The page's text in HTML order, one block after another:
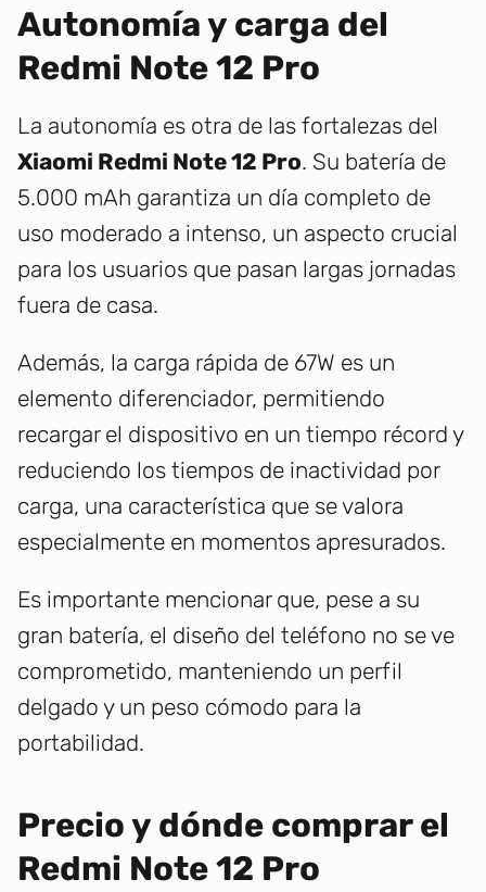
Autonomía y carga del
Redmi Note 12 Pro
La autonomía es otra de las fortalezas del
Xiaomi Redmi Note 12 Pro. Su batería de
5.000 mAh garantiza un día completo de
uso moderado a intenso, un aspecto crucial
para los usuarios que pasan largas jornadas
fuera de casa.
Además, la carga rápida de 67W es un
elemento diferenciador, permitiendo
recargar el dispositivo en un tiempo récord y
reduciendo los tiempos de inactividad por
carga, una característica que se valora
especialmente en momentos apresurados.
Es importante mencionar que, pese a su
gran batería, el diseño del teléfono no se ve
comprometido, manteniendo un perfil
delgado y un peso cómodo para la
portabilidad.
Precio y dónde comprar el
Redmi Note 12 Pro